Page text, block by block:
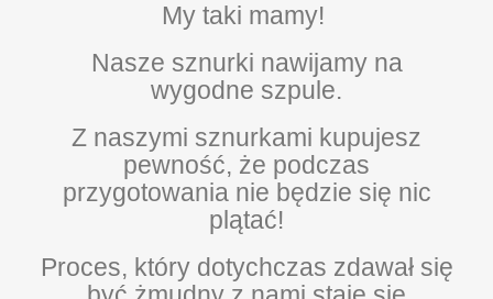
My taki mamy!
Nasze sznurki nawijamy na
wygodne szpule.
Z naszymi sznurkami kupujesz
pewność, że podczas
przygotowania nie będzie się nic
plątać!
Proces, który dotychczas zdawał się